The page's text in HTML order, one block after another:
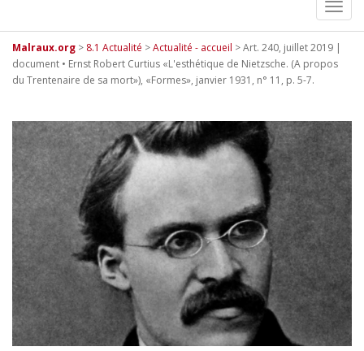
Malraux.org > 8.1 Actualité >Actualité - accueil >Art. 240, juillet 2019 |
document • Ernst Robert Curtius «L'esthétique de Nietzsche. (A propos
du Trentenaire de sa mort»), «Formes», janvier 1931, n° 11, p. 5-7.